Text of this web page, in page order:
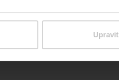
Upravit